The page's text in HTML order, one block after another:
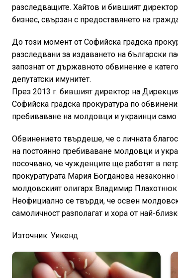
разследващите. Хайтов и бившият
бизнес, свързан с предоставянето на
До този момент от Софийска градска
разследвани за издаването на български
запознат от държавното обвинение е
депутатски имунитет.
През 2013 г. бившият директор на
Софийска градска прокуратура по
пребиваване на молдовци и украинци
Обвинението твърдеше, че с личната
на постоянно пребиваване молдовци и
посочвано, че чужденците ще работят в
прокуратурата Мария Богданова
молдовският олигарх Владимир
Неофициално се твърди, че освен
самоличност разполагат и хора от най-
Източник: Уикенд